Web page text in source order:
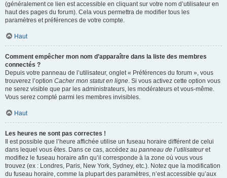
(généralement ce lien est accessible en cliquant sur votre nom d’utilisateur en
haut des pages du forum). Cela vous permettra de modifier tous les
paramètres et préférences de votre compte.
Haut
Comment empêcher mon nom d’apparaître dans la liste des membres
connectés ?
Depuis votre panneau de l’utilisateur, onglet « Préférences du forum », vous
trouverez l’option Cacher mon statut en ligne. Si vous activez cette option vous
ne serez visible que par les administrateurs, les modérateurs et vous-même.
Vous serez compté parmi les membres invisibles.
Haut
Les heures ne sont pas correctes !
Il est possible que l’heure affichée utilise un fuseau horaire différent de celui
dans lequel vous êtes. Dans ce cas, accédez au panneau de l’utilisateuret
modifiez le fuseau horaire afin qu’il corresponde à la zone où vous vous
trouvez (ex : Londres, Paris, New York, Sydney, etc.). Notez que la modification
du fuseau horaire, comme la plupart des paramètres, n’est accessible qu’aux